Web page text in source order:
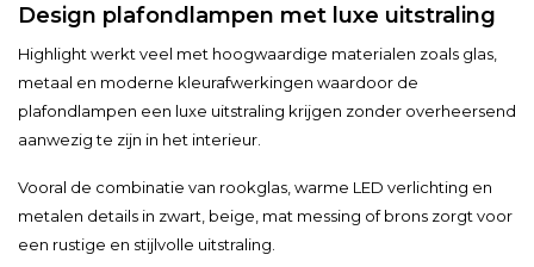
Design plafondlampen met luxe uitstraling
Highlight werkt veel met hoogwaardige materialen zoals glas,
metaal en moderne kleurafwerkingen waardoor de
plafondlampen een luxe uitstraling krijgen zonder overheersend
aanwezig te zijn in het interieur.
Vooral de combinatie van rookglas, warme LED verlichting en
metalen details in zwart, beige, mat messing of brons zorgt voor
een rustige en stijlvolle uitstraling.